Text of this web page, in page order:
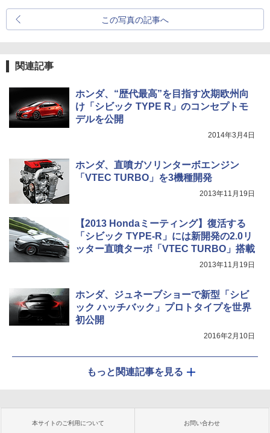
この写真の記事へ
関連記事
ホンダ、“歴代最高”を目指す次期欧州向
け「シビック TYPE R」のコンセプトモ
デルを公開
2014年3月4日
ホンダ、直噴ガソリンターボエンジン
「VTEC TURBO」を3機種開発
2013年11月19日
【2013 Hondaミーティング】復活する
「シビック TYPE-R」には新開発の2.0リ
ッター直噴ターボ「VTEC TURBO」搭載
2013年11月19日
ホンダ、ジュネーブショーで新型「シビ
ック ハッチバック」プロトタイプを世界
初公開
2016年2月10日
もっと関連記事を見る
本サイトのご利用について お問い合わせ